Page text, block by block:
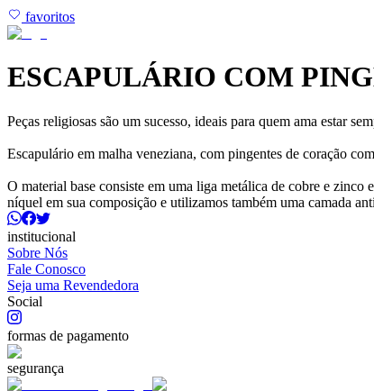
favoritos
ESCAPULÁRIO COM
Peças religiosas são um sucesso, ideais para quem ama estar
Escapulário em malha veneziana, com pingentes de coração
O material base consiste em uma liga metálica de cobre e zinco
níquel em sua composição e utilizamos também uma camada
institucional
Sobre Nós
Fale Conosco
Seja uma Revendedora
Social
formas de pagamento
segurança